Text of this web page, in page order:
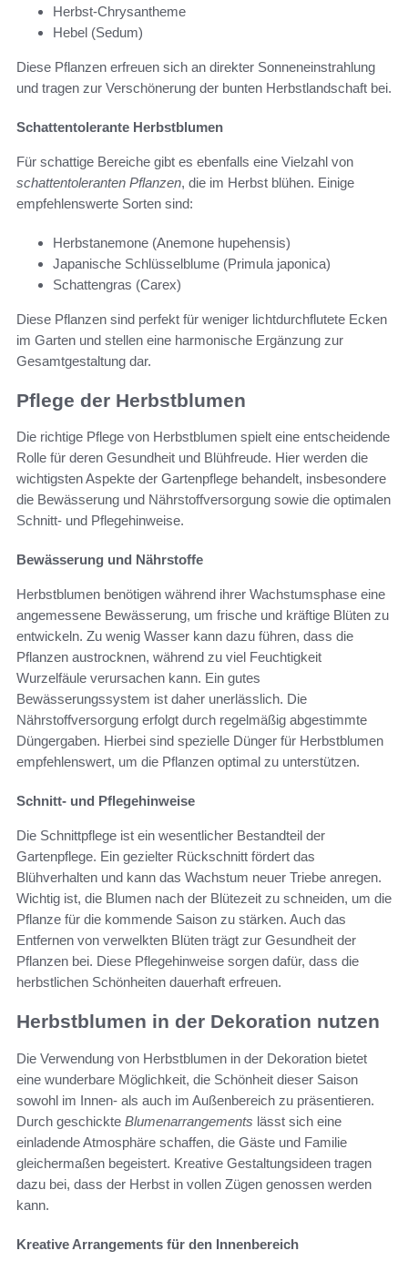
Herbst-Chrysantheme
Hebel (Sedum)
Diese Pflanzen erfreuen sich an direkter Sonneneinstrahlung
und tragen zur Verschönerung der bunten Herbstlandschaft bei.
Schattentolerante Herbstblumen
Für schattige Bereiche gibt es ebenfalls eine Vielzahl von
schattentoleranten Pflanzen, die im Herbst blühen. Einige
empfehlenswerte Sorten sind:
Herbstanemone (Anemone hupehensis)
Japanische Schlüsselblume (Primula japonica)
Schattengras (Carex)
Diese Pflanzen sind perfekt für weniger lichtdurchflutete Ecken
im Garten und stellen eine harmonische Ergänzung zur
Gesamtgestaltung dar.
Pflege der Herbstblumen
Die richtige Pflege von Herbstblumen spielt eine entscheidende
Rolle für deren Gesundheit und Blühfreude. Hier werden die
wichtigsten Aspekte der Gartenpflege behandelt, insbesondere
die Bewässerung und Nährstoffversorgung sowie die optimalen
Schnitt- und Pflegehinweise.
Bewässerung und Nährstoffe
Herbstblumen benötigen während ihrer Wachstumsphase eine
angemessene Bewässerung, um frische und kräftige Blüten zu
entwickeln. Zu wenig Wasser kann dazu führen, dass die
Pflanzen austrocknen, während zu viel Feuchtigkeit
Wurzelfäule verursachen kann. Ein gutes
Bewässerungssystem ist daher unerlässlich. Die
Nährstoffversorgung erfolgt durch regelmäßig abgestimmte
Düngergaben. Hierbei sind spezielle Dünger für Herbstblumen
empfehlenswert, um die Pflanzen optimal zu unterstützen.
Schnitt- und Pflegehinweise
Die Schnittpflege ist ein wesentlicher Bestandteil der
Gartenpflege. Ein gezielter Rückschnitt fördert das
Blühverhalten und kann das Wachstum neuer Triebe anregen.
Wichtig ist, die Blumen nach der Blütezeit zu schneiden, um die
Pflanze für die kommende Saison zu stärken. Auch das
Entfernen von verwelkten Blüten trägt zur Gesundheit der
Pflanzen bei. Diese Pflegehinweise sorgen dafür, dass die
herbstlichen Schönheiten dauerhaft erfreuen.
Herbstblumen in der Dekoration nutzen
Die Verwendung von Herbstblumen in der Dekoration bietet
eine wunderbare Möglichkeit, die Schönheit dieser Saison
sowohl im Innen- als auch im Außenbereich zu präsentieren.
Durch geschickte Blumenarrangements lässt sich eine
einladende Atmosphäre schaffen, die Gäste und Familie
gleichermaßen begeistert. Kreative Gestaltungsideen tragen
dazu bei, dass der Herbst in vollen Zügen genossen werden
kann.
Kreative Arrangements für den Innenbereich